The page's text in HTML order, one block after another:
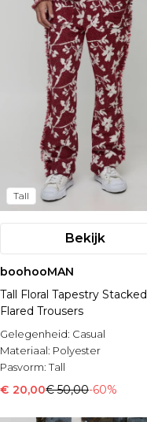
Tall
Bekijk
boohooMAN
Tall Floral Tapestry Stacked
Flared Trousers
Gelegenheid: Casual
Materiaal: Polyester
Pasvorm:Tall
€ 20,00€ 50,00-60%